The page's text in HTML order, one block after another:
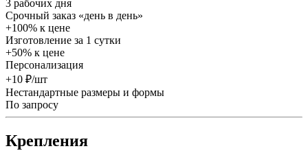
3 рабочих дня
Срочный заказ «день в день»
+100% к цене
Изготовление за 1 сутки
+50% к цене
Персонализация
+10 ₽/шт
Нестандартные размеры и формы
По запросу
Крепления